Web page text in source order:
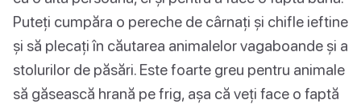
Puteți cumpăra o pereche de cârnați și chifle ieftine
și să plecați în căutarea animalelor vagaboande și a
stolurilor de păsări. Este foarte greu pentru animale
să găsească hrană pe frig, așa că veți face o faptă